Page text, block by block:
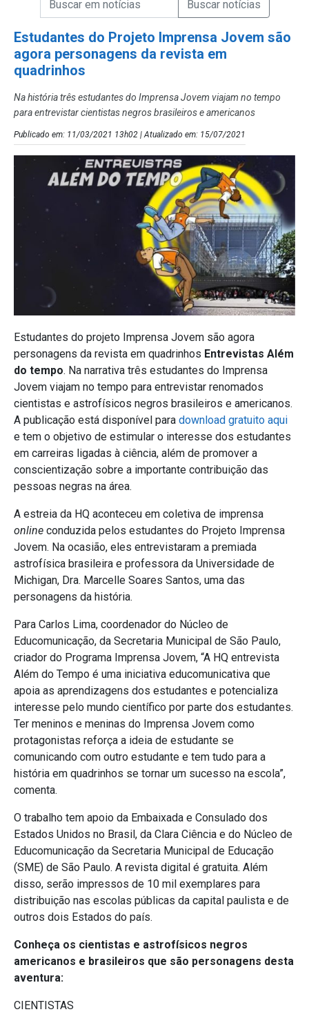
Estudantes do Projeto Imprensa Jovem são
agora personagens da revista em
quadrinhos
Na história três estudantes do Imprensa Jovem viajam no tempo
para entrevistar cientistas negros brasileiros e americanos
Publicado em: 11/03/2021 13h02 | Atualizado em: 15/07/2021
Estudantes do projeto Imprensa Jovem são agora
personagens da revista em quadrinhos Entrevistas Além
do tempo. Na narrativa três estudantes do Imprensa
Jovem viajam no tempo para entrevistar renomados
cientistas e astrofísicos negros brasileiros e americanos.
A publicação está disponível para download gratuito aqui
e tem o objetivo de estimular o interesse dos estudantes
em carreiras ligadas à ciência, além de promover a
conscientização sobre a importante contribuição das
pessoas negras na área.
A estreia da HQ aconteceu em coletiva de imprensa
online conduzida pelos estudantes do Projeto Imprensa
Jovem. Na ocasião, eles entrevistaram a premiada
astrofísica brasileira e professora da Universidade de
Michigan, Dra. Marcelle Soares Santos, uma das
personagens da história.
Para Carlos Lima, coordenador do Núcleo de
Educomunicação, da Secretaria Municipal de São Paulo,
criador do Programa Imprensa Jovem, “A HQ entrevista
Além do Tempo é uma iniciativa educomunicativa que
apoia as aprendizagens dos estudantes e potencializa
interesse pelo mundo científico por parte dos estudantes.
Ter meninos e meninas do Imprensa Jovem como
protagonistas reforça a ideia de estudante se
comunicando com outro estudante e tem tudo para a
história em quadrinhos se tornar um sucesso na escola”,
comenta.
O trabalho tem apoio da Embaixada e Consulado dos
Estados Unidos no Brasil, da Clara Ciência e do Núcleo de
Educomunicação da Secretaria Municipal de Educação
(SME) de São Paulo. A revista digital é gratuita. Além
disso, serão impressos de 10 mil exemplares para
distribuição nas escolas públicas da capital paulista e de
outros dois Estados do país.
Conheça os cientistas e astrofísicos negros
americanos e brasileiros que são personagens desta
aventura:
CIENTISTAS